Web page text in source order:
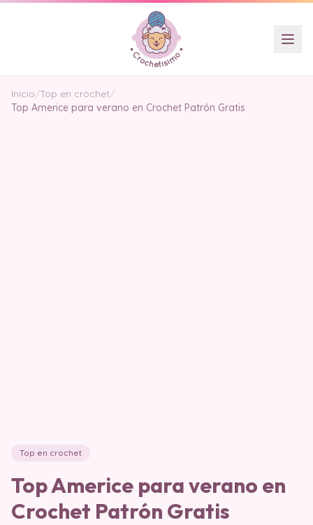
Inicio/Top en crochet/
Top Americe para verano en Crochet Patrón Gratis
Top en crochet
Top Americe para verano en
Crochet Patrón Gratis